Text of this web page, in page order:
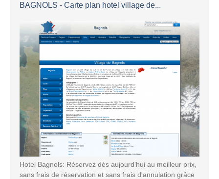
BAGNOLS - Carte plan hotel village de...
Hotel Bagnols: Réservez dès aujourd'hui au meilleur prix,
sans frais de réservation et sans frais d'annulation grâce